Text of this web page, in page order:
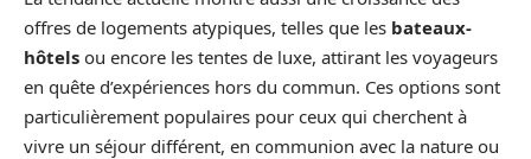
offres de logements atypiques, telles que les bateaux-
hôtels ou encore les tentes de luxe, attirant les voyageurs
en quête d’expériences hors du commun. Ces options sont
particulièrement populaires pour ceux qui cherchent à
vivre un séjour différent, en communion avec la nature ou